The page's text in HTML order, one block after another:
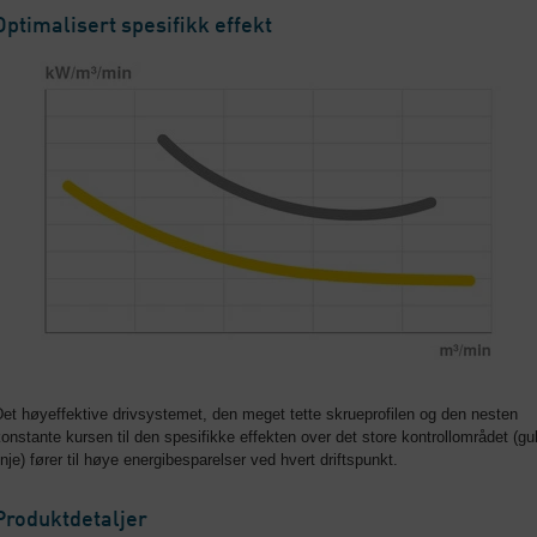
spesifikk effekt
høyeffektive drivsystemet, den meget tette skrueprofilen og den nesten
kursen til den spesifikke effekten over det store kontrollområdet (gul
fører til høye energibesparelser ved hvert driftspunkt.